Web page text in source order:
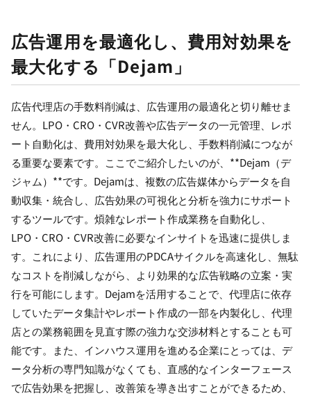
広告運用を最適化し、費用対効果を
最大化する「Dejam」
広告代理店の手数料削減は、広告運用の最適化と切り離せま
せん。LPO・CRO・CVR改善や広告データの一元管理、レポ
ート自動化は、費用対効果を最大化し、手数料削減につなが
る重要な要素です。ここでご紹介したいのが、**Dejam（デ
ジャム）**です。Dejamは、複数の広告媒体からデータを自
動収集・統合し、広告効果の可視化と分析を強力にサポート
するツールです。煩雑なレポート作成業務を自動化し、
LPO・CRO・CVR改善に必要なインサイトを迅速に提供しま
す。これにより、広告運用のPDCAサイクルを高速化し、無駄
なコストを削減しながら、より効果的な広告戦略の立案・実
行を可能にします。Dejamを活用することで、代理店に依存
していたデータ集計やレポート作成の一部を内製化し、代理
店との業務範囲を見直す際の強力な交渉材料とすることも可
能です。また、インハウス運用を進める企業にとっては、デ
ータ分析の専門知識がなくても、直感的なインターフェース
で広告効果を把握し、改善策を導き出すことができるため、